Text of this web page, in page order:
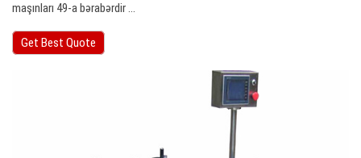
maşınları 49-a bərabərdir ...
Get Best Quote